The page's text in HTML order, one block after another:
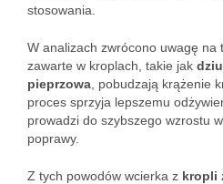
stosowania.
W analizach zwrócono uwagę na
zawarte w kroplach, takie jak
pieprzowa , pobudzają krążenie
proces sprzyja lepszemu
prowadzi do szybszego wzrostu
poprawy.
Z tych powodów wcierka z kropli